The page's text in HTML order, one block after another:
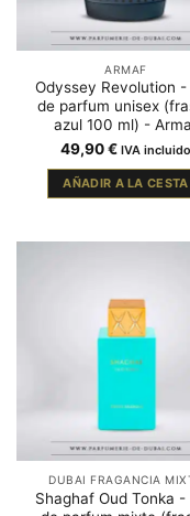
ARMAF
Odyssey Revolution -
de parfum unisex
azul 100 ml) -
49,90€ IVA incluido
AÑADIR A LA CESTA
DUBAI FRAGANCIA
Shaghaf Oud Tonka -